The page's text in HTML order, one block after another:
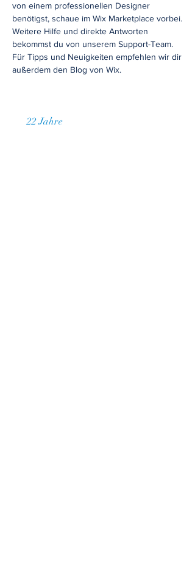
von einem professionellen Designer
benötigst, schaue im Wix Marketplace vorbei.
Weitere Hilfe und direkte Antworten
bekommst du von unserem Support-Team.
Für Tipps und Neuigkeiten empfehlen wir dir
außerdem den Blog von Wix.
22 Jahre